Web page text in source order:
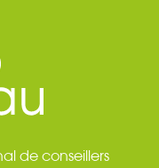
de conseillers